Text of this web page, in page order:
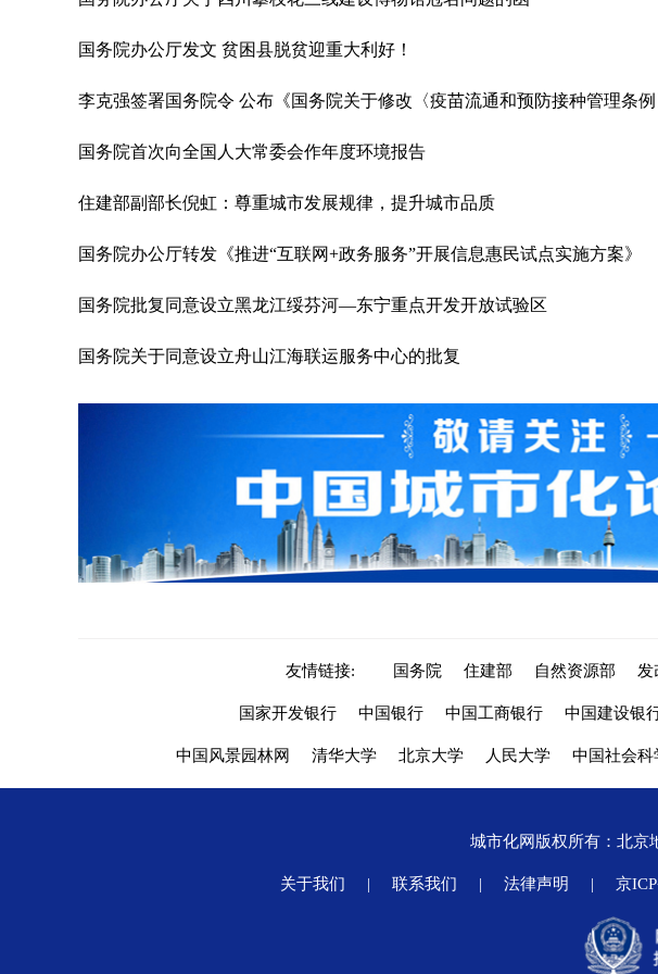
国务院办公厅发文 贫困县脱贫迎重大利好！
李克强签署国务院令 公布《国务院关于修改〈疫苗流通和预防接种管理条例
国务院首次向全国人大常委会作年度环境报告
住建部副部长倪虹：尊重城市发展规律，提升城市品质
国务院办公厅转发《推进“互联网+政务服务”开展信息惠民试点实施方案》
国务院批复同意设立黑龙江绥芬河—东宁重点开发开放试验区
国务院关于同意设立舟山江海联运服务中心的批复
友情链接: 国务院 住建部 自然资源部 发
国家开发银行 中国银行 中国工商银行 中国建设银
中国风景园林网 清华大学 北京大学 人民大学 中国社会科
城市化网版权所有：北
关于我们 | 联系我们 | 法律声明 | 京